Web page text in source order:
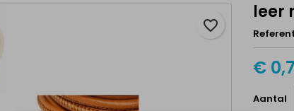
leer
€
Aantal
favorite_border